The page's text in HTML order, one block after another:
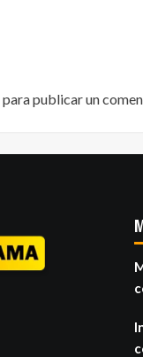
para publicar un